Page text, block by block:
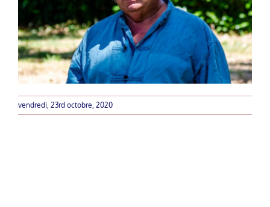
vendredi, 23rd octobre, 2020